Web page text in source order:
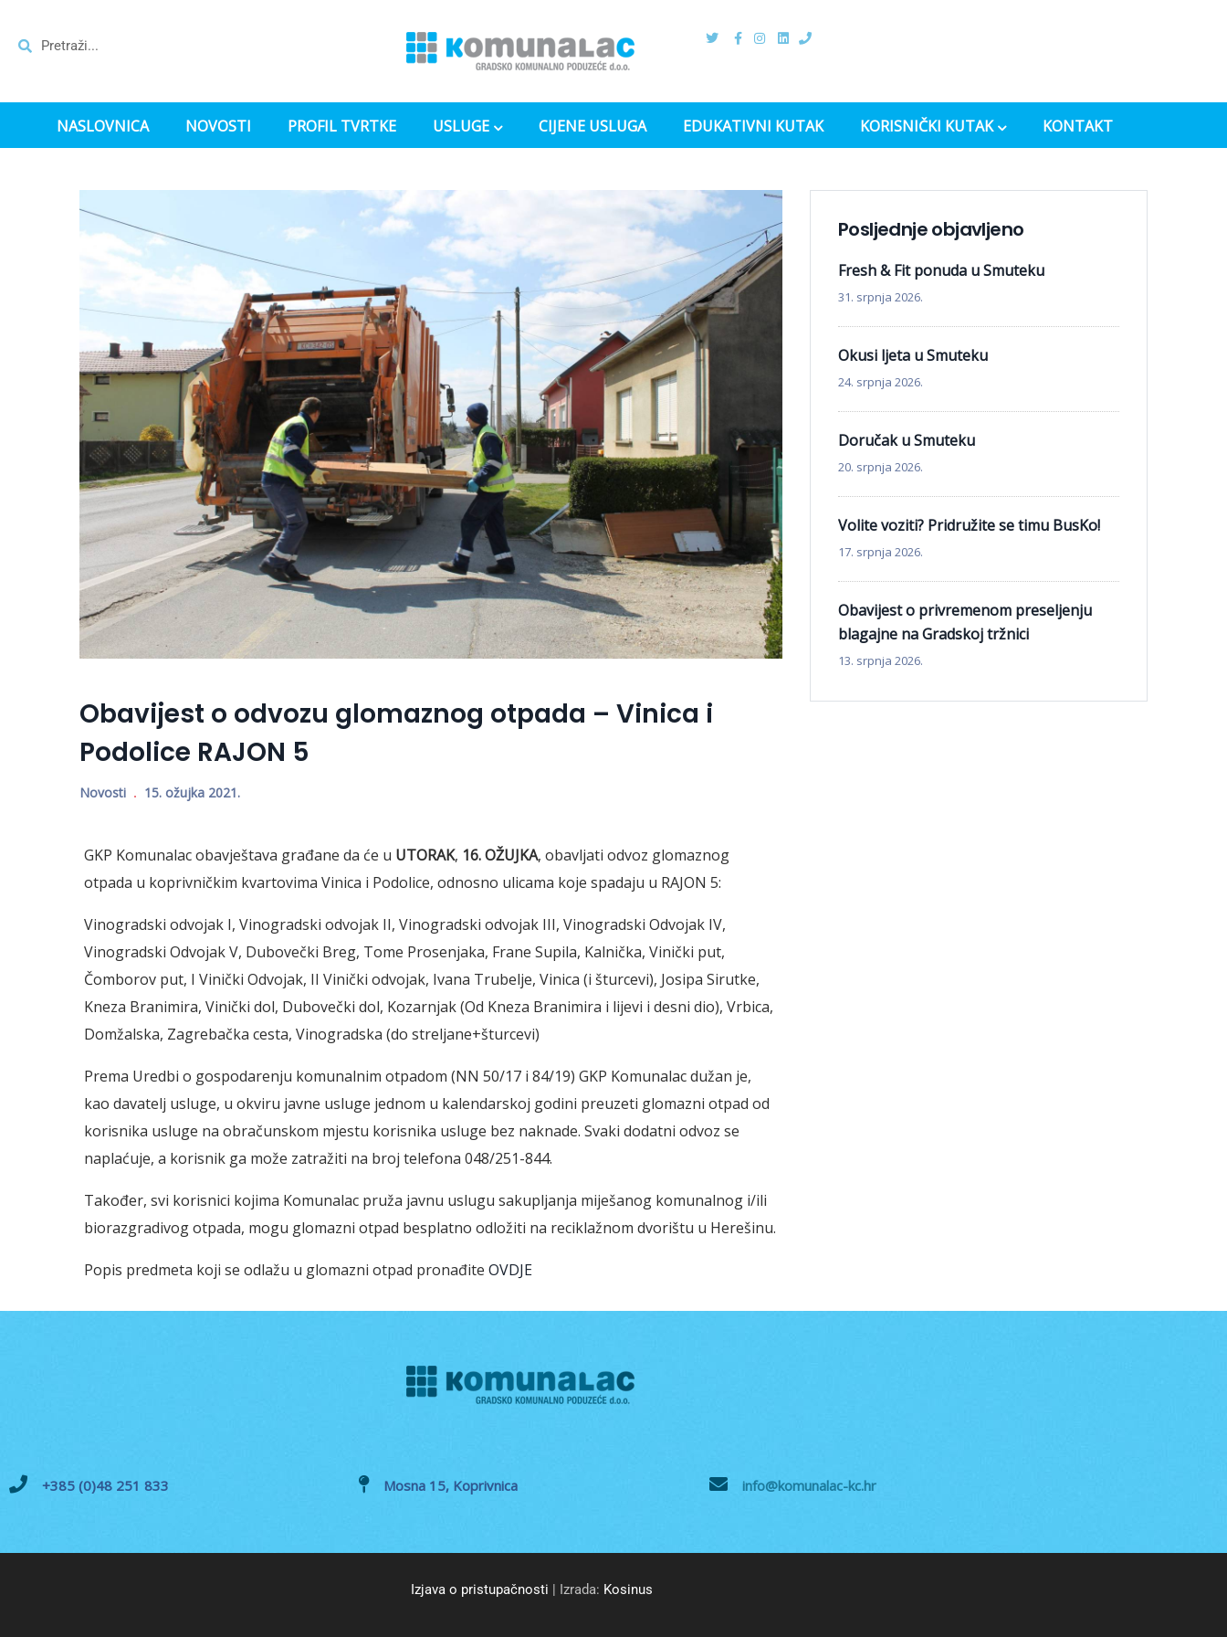
NASLOVNICA NOVOSTI PROFIL TVRTKE USLUGE CIJENE USLUGA EDUKATIVNI KUTAK KORISNIČKI KUTAK KONTAKT
Obavijest o odvozu glomaznog otpada – Vinica i
Podolice RAJON 5
Novosti 15. ožujka 2021.
GKP Komunalac obavještava građane da će u UTORAK, 16. OŽUJKA, obavljati odvoz glomaznog
otpada u koprivničkim kvartovima Vinica i Podolice, odnosno ulicama koje spadaju u RAJON 5:
Vinogradski odvojak I, Vinogradski odvojak II, Vinogradski odvojak III, Vinogradski Odvojak IV,
Vinogradski Odvojak V, Dubovečki Breg, Tome Prosenjaka, Frane Supila, Kalnička, Vinički put,
Čomborov put, I Vinički Odvojak, II Vinički odvojak, Ivana Trubelje, Vinica (i šturcevi), Josipa Sirutke,
Kneza Branimira, Vinički dol, Dubovečki dol, Kozarnjak (Od Kneza Branimira i lijevi i desni dio), Vrbica,
Domžalska, Zagrebačka cesta, Vinogradska (do streljane+šturcevi)
Prema Uredbi o gospodarenju komunalnim otpadom (NN 50/17 i 84/19) GKP Komunalac dužan je,
kao davatelj usluge, u okviru javne usluge jednom u kalendarskoj godini preuzeti glomazni otpad od
korisnika usluge na obračunskom mjestu korisnika usluge bez naknade. Svaki dodatni odvoz se
naplaćuje, a korisnik ga može zatražiti na broj telefona 048/251-844.
Također, svi korisnici kojima Komunalac pruža javnu uslugu sakupljanja miješanog komunalnog i/ili
biorazgradivog otpada, mogu glomazni otpad besplatno odložiti na reciklažnom dvorištu u Herešinu.
Popis predmeta koji se odlažu u glomazni otpad pronađite OVDJE
Posljednje objavljeno
Fresh & Fit ponuda u Smuteku
31. srpnja 2026.
Okusi ljeta u Smuteku
24. srpnja 2026.
Doručak u Smuteku
20. srpnja 2026.
Volite voziti? Pridružite se timu BusKo!
17. srpnja 2026.
Obavijest o privremenom preseljenju
blagajne na Gradskoj tržnici
13. srpnja 2026.
+385 (0)48 251 833 Mosna 15, Koprivnica info@komunalac-kc.hr
Izjava o pristupačnosti | Izrada: Kosinus